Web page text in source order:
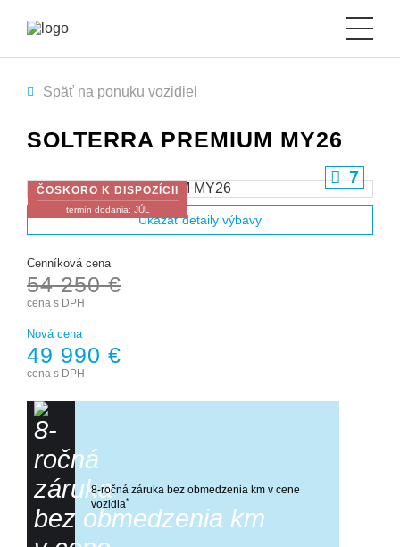
Crosstrek akcia
NOVÉ BEV
Termín na servis
Späť na ponuku vozidiel
SOLTERRA PREMIUM MY26
ČOSKORO K DISPOZÍCII
termín dodania: JÚL
7
Ukázať detaily výbavy
Cenníková cena
54 250 €
cena s DPH
Nová cena
49 990 €
cena s DPH
8-ročná záruka bez obmedzenia km v cene
vozidla*